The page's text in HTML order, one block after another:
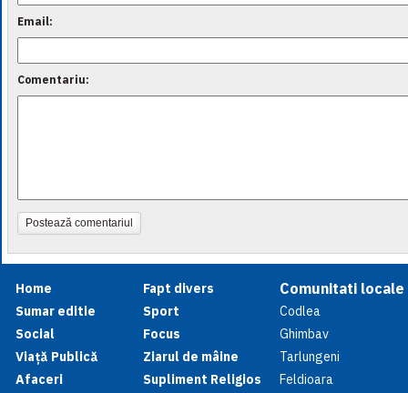
Email:
Comentariu:
Postează comentariul
Home
Sumar editie
Social
Viață Publică
Afaceri
Fapt divers
Sport
Focus
Ziarul de mâine
Supliment Religios
Comunitati locale
Codlea
Ghimbav
Tarlungeni
Feldioara